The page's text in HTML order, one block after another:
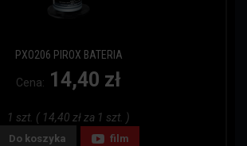
PXO206 PIROX BATERIA
Cena: 14,40 zł
1 szt. ( 14,40 zł za 1 szt. )
Do koszyka film